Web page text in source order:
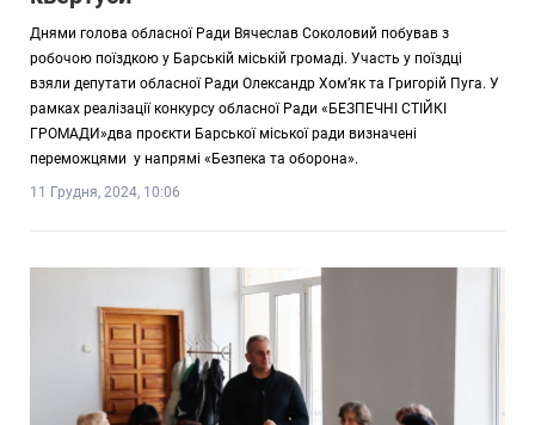
Днями голова обласної Ради Вячеслав Соколовий побував з
робочою поїздкою у Барській міській громаді. Участь у поїздці
взяли депутати обласної Ради Олександр Хом’як та Григорій Пуга. У
рамках реалізації конкурсу обласної Ради «БЕЗПЕЧНІ СТІЙКІ
ГРОМАДИ»два проєкти Барської міської ради визначені
переможцями у напрямі «Безпека та оборона».
11 Грудня, 2024, 10:06